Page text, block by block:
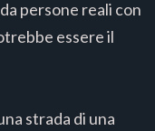
persone reali con
essere il
strada di una